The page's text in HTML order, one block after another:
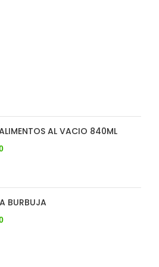
AL VACIO 840ML
BURBUJA